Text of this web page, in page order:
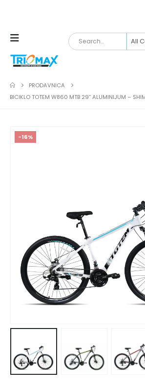
PRODAVNICA
BICIKLO TOTEM W860 MTB 29” ALUMINIJUM –
-16%